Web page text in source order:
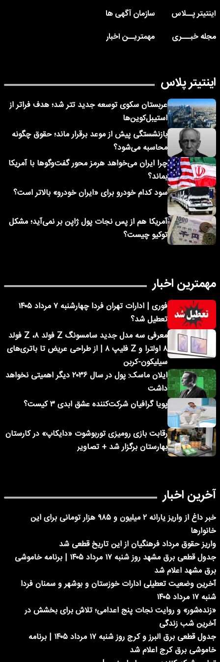
اینتیتر پــلاس
سازمان آگهی ها
مجله خبـــری
مهمتریــن اخبار
اینتیتر پلاس
عربستان سکوی توسعه جدید تتر شد؛ هدف فراتر از
استیبل‌کوین‌ها
بازنشستگی پیش از موعد برقرار ماند؛ حقوق چگونه
محاسبه می‌شود؟
چرا ایران می‌خواهد هرمز محور گفت‌وگوها با آمریکا
بماند؟
سود کدام خودرو برای «ایران خودرو» بالاتر است؟
آمریکا هم از پس نجات پول ژاپن بر نمی‌آید؛ مشکل
توکیو چیست؟
مهمترین اخبار
فوری | ادارات تهران فردا چهارشنبه ۷ مرداد ۱۴۰۵
تعطیل شد؟
معرفی سه مدل جدید سامسونگ Z فولد ۸، Z فولد
۸ اولترا و Z فلیپ ۸ | از طراحی عریض تا باتری‌های
سیلیکون-کربن
ایلان ماسک: پول در سال ۲۰۳۶ دیگر اهمیتی نخواهد
داشت
پویا گرافیان شرکت‌کننده عشق ابدی ۳ کیست؟
رقابت بازی رومیزی توربوشوت «دایکاپ» در کارستان
بهارستان برگزار شد + تصاویر
آخرین اخبار
خبر داغ از واریز یارانه ۲ میلیون و ۹۸۵ هزار تومانی برای این
خانوارها
واریز حقوق مرداد فرهنگیان از این تاریخ قطعی شد
جدول قطعی برق مشهد روز شنبه ۱۷ مرداد ۱۴۰۵ | برنامه خاموشی
برق مشهد اعلام شد
آخرین وضعیت تعطیلی ادارات خوزستان و بوشهر و سمنان فردا
شنبه ۱۷ مرداد ۱۴۰۵
«زنده‌شور» و روایت نجات پنج اعدامی؛ تلاش برای بخشش در
آخرین شب زندگی
جدول قطعی برق البرز و کرج روز شنبه ۱۷ مرداد ۱۴۰۵ | برنامه
خاموشی برق کرج اعلام شد